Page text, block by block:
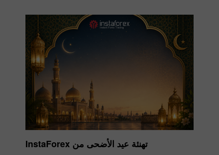
تهنئة عيد الأضحى من InstaForex